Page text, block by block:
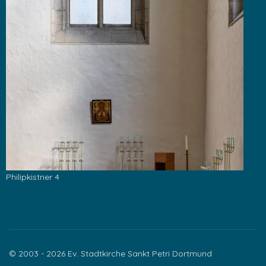
Philipkistner 4
© 2003 - 2026 Ev. Stadtkirche Sankt Petri Dortmund